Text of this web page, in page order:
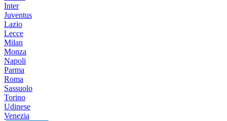
Inter
Juventus
Lazio
Lecce
Milan
Monza
Napoli
Parma
Roma
Sassuolo
Torino
Udinese
Venezia